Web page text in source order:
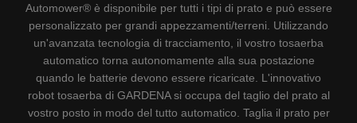
Automower® è disponibile per tutti i tipi di prato e può essere
personalizzato per grandi appezzamenti/terreni. Utilizzando
un'avanzata tecnologia di tracciamento, il vostro tosaerba
automatico torna autonomamente alla sua postazione
quando le batterie devono essere ricaricate. L'innovativo
robot tosaerba di GARDENA si occupa del taglio del prato al
vostro posto in modo del tutto automatico. Taglia il prato per